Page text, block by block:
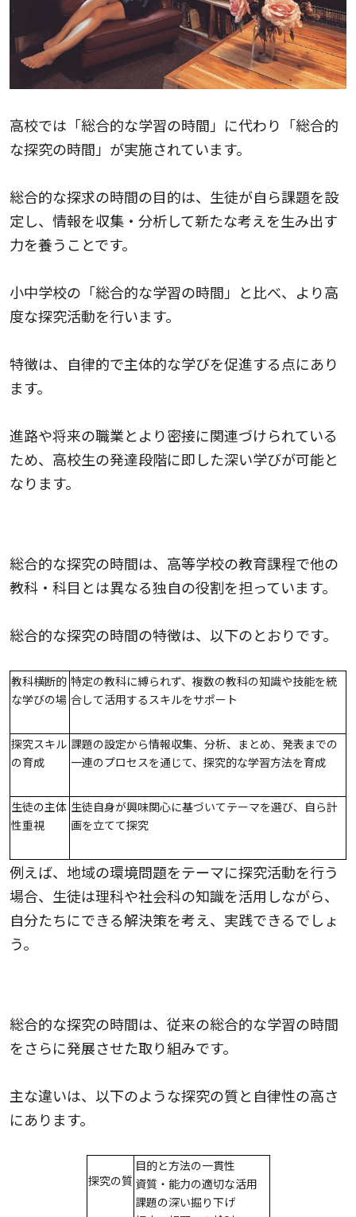
高校では「総合的な学習の時間」に代わり「総合的
な探究の時間」が実施されています。
総合的な探求の時間の目的は、生徒が自ら課題を設
定し、情報を収集・分析して新たな考えを生み出す
力を養うことです。
小中学校の「総合的な学習の時間」と比べ、より高
度な探究活動を行います。
特徴は、自律的で主体的な学びを促進する点にあり
ます。
進路や将来の職業とより密接に関連づけられている
ため、高校生の発達段階に即した深い学びが可能と
なります。
総合的な探究の時間は、高等学校の教育課程で他の
教科・科目とは異なる独自の役割を担っています。
総合的な探究の時間の特徴は、以下のとおりです。
教科横断的
な学びの場
特定の教科に縛られず、複数の教科の知識や技能を統
合して活用するスキルをサポート
探究スキル
の育成
課題の設定から情報収集、分析、まとめ、発表までの
一連のプロセスを通じて、探究的な学習方法を育成
生徒の主体
性重視
生徒自身が興味関心に基づいてテーマを選び、自ら計
画を立てて探究
例えば、地域の環境問題をテーマに探究活動を行う
場合、生徒は理科や社会科の知識を活用しながら、
自分たちにできる解決策を考え、実践できるでしょ
う。
総合的な探究の時間は、従来の総合的な学習の時間
をさらに発展させた取り組みです。
主な違いは、以下のような探究の質と自律性の高さ
にあります。
探究の質
目的と方法の一貫性
資質・能力の適切な活用
課題の深い掘り下げ